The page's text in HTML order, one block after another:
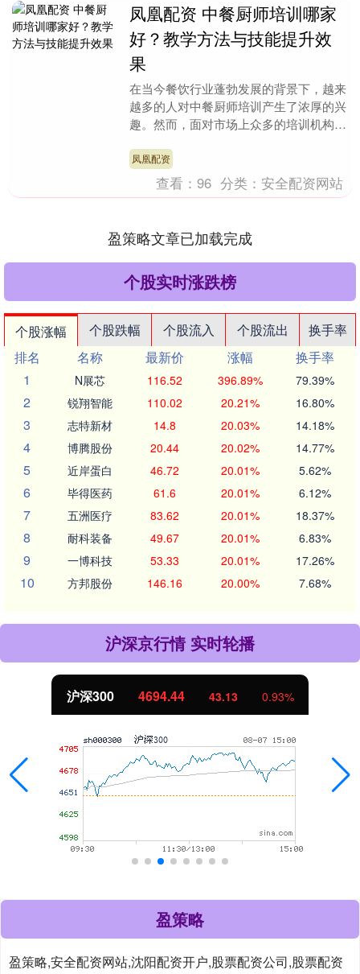
凤凰配资 中餐厨师培训哪家
好？教学方法与技能提升效
果
在当今餐饮行业蓬勃发展的背景下，越来
越多的人对中餐厨师培训产生了浓厚的兴
趣。然而，面对市场上众多的培训机构，
问。今天，我们就....
凤凰配资
查看：96 分类：安全配资网站
盈策略文章已加载完成
个股实时涨跌榜
个股涨幅 个股跌幅 个股流入 个股流出
换手率
排名
名称 最新价 涨幅
换手率
1
N展芯 116.52 396.89% 79.39%
2 锐翔智能 110.02 20.21% 16.80%
3 志特新材 14.8 20.03% 14.18%
4 博腾股份 20.44 20.02% 14.77%
5 近岸蛋白 46.72 20.01% 5.62%
6 毕得医药 61.6 20.01% 6.12%
7 五洲医疗 83.62 20.01% 18.37%
8 耐科装备 49.67 20.01% 6.83%
9 一博科技 53.33 20.01% 17.26%
10 方邦股份 146.16 20.00% 7.68%
沪深京行情 实时轮播
沪深300 4694.44 43.13 0.93%
盈策略
盈策略,安全配资网站,沈阳配资开户,股票配资公司,股票配资